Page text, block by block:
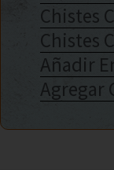
Chistes
Chistes
Añadir
Agregar